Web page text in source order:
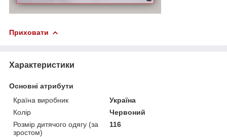
Приховати
Характеристики
Основні атрибути
Країна виробник
Україна
Колір
Червоний
Розмір дитячого одягу (за
зростом)
116